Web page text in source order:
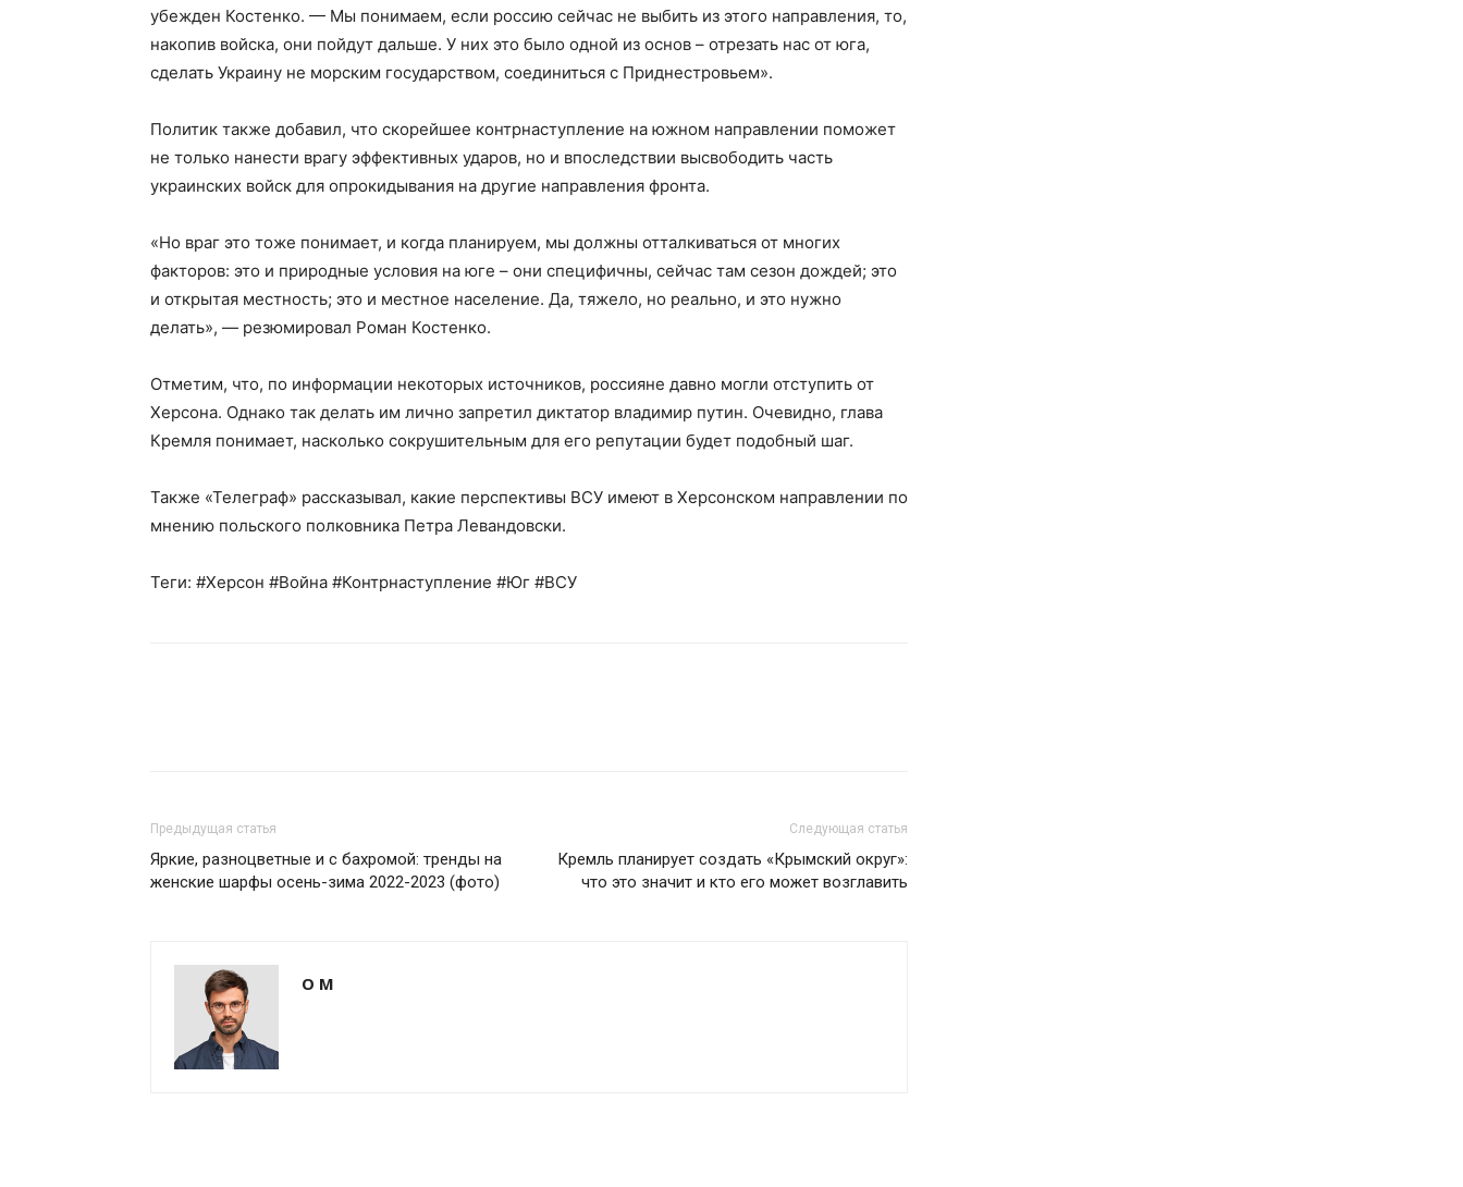
убежден Костенко. — Мы понимаем, если россию сейчас не выбить из этого направления, то,
накопив войска, они пойдут дальше. У них это было одной из основ – отрезать нас от юга,
сделать Украину не морским государством, соединиться с Приднестровьем».
Политик также добавил, что скорейшее контрнаступление на южном направлении поможет
не только нанести врагу эффективных ударов, но и впоследствии высвободить часть
украинских войск для опрокидывания на другие направления фронта.
«Но враг это тоже понимает, и когда планируем, мы должны отталкиваться от многих
факторов: это и природные условия на юге – они специфичны, сейчас там сезон дождей; это
и открытая местность; это и местное население. Да, тяжело, но реально, и это нужно
делать», — резюмировал Роман Костенко.
Отметим, что, по информации некоторых источников, россияне давно могли отступить от
Херсона. Однако так делать им лично запретил диктатор владимир путин. Очевидно, глава
Кремля понимает, насколько сокрушительным для его репутации будет подобный шаг.
Также «Телеграф» рассказывал, какие перспективы ВСУ имеют в Херсонском направлении по
мнению польского полковника Петра Левандовски.
Теги: #Херсон #Война #Контрнаступление #Юг #ВСУ
Предыдущая статья
Яркие, разноцветные и с бахромой: тренды на
женские шарфы осень-зима 2022-2023 (фото)
Следующая статья
Кремль планирует создать «Крымский округ»:
что это значит и кто его может возглавить
О М